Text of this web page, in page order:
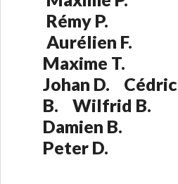
Rémy P.
Aurélien F.
Maxime T.
Johan D. Cédric
B. Wilfrid B.
Damien B.
Peter D.